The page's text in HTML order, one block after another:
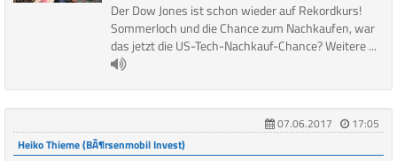
Der Dow Jones ist schon wieder auf Rekordkurs!
Sommerloch und die Chance zum Nachkaufen, war
das jetzt die US-Tech-Nachkauf-Chance? Weitere ...
07.06.2017
17:05
Heiko Thieme (BÃ¶rsenmobil Invest)